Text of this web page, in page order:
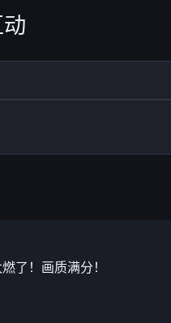
了！画质满分！